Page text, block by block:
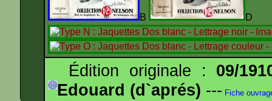
B
Édition originale : 09/
Edouard (d`aprés) --- Fiche